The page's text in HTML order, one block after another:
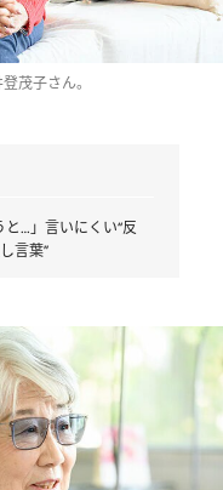
茂子さん。
と…」言いにくい“反
言葉”